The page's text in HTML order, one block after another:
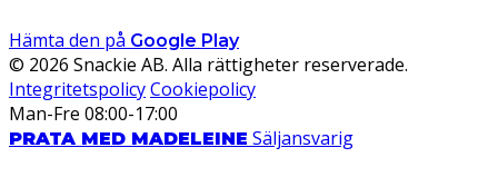
Hämta den på Google Play
© 2026 Snackie AB. Alla rättigheter reserverade.
IntegritetspolicyCookiepolicy
Man-Fre 08:00-17:00
PRATA MED MADELEINE Säljansvarig